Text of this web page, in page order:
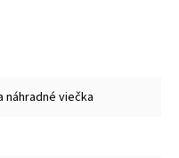
náhradné viečka